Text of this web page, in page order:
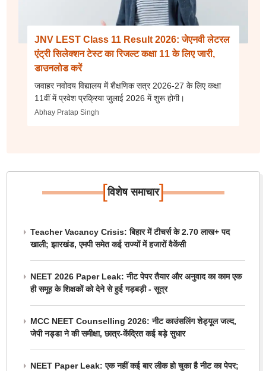
JNV LEST Class 11 Result 2026: जेएनवी लेटरल
एंट्री सिलेक्शन टेस्ट का रिजल्ट कक्षा 11 के लिए जारी,
डाउनलोड करें
जवाहर नवोदय विद्यालय में शैक्षणिक सत्र 2026-27 के लिए कक्षा
11वीं में प्रवेश प्रक्रिया जुलाई 2026 में शुरू होगी।
Abhay Pratap Singh
[विशेष समाचार]
Teacher Vacancy Crisis: बिहार में टीचर्स के 2.70 लाख+ पद
खाली; झारखंड, एमपी समेत कई राज्यों में हजारों वैकेंसी
NEET 2026 Paper Leak: नीट पेपर तैयार और अनुवाद का काम एक
ही समूह के शिक्षकों को देने से हुई गड़बड़ी - सूत्र
MCC NEET Counselling 2026: नीट काउंसलिंग शेड्यूल जल्द,
जेपी नड्डा ने की समीक्षा, छात्र-केंद्रित कई बड़े सुधार
NEET Paper Leak: एक नहीं कई बार लीक हो चुका है नीट का पेपर;